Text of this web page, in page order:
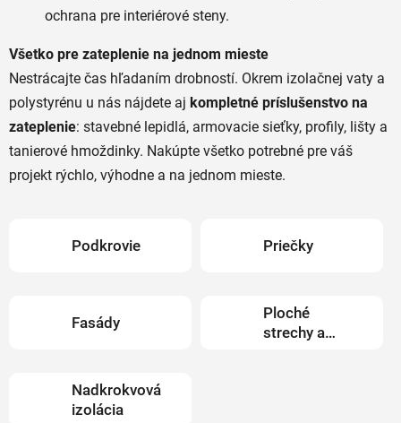
ochrana pre interiérové steny.
Všetko pre zateplenie na jednom mieste
Nestrácajte čas hľadaním drobností. Okrem izolačnej vaty a
polystyrénu u nás nájdete aj kompletné príslušenstvo na
zateplenie: stavebné lepidlá, armovacie sieťky, profily, lišty a
tanierové hmoždinky. Nakúpte všetko potrebné pre váš
projekt rýchlo, výhodne a na jednom mieste.
Podkrovie Priečky
Fasády
Ploché
strechy a
Nadkrokvová
izolácia